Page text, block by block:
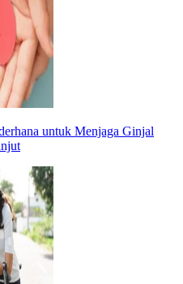
untuk Menjaga Ginjal